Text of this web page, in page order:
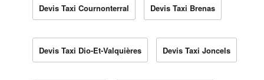
Devis Taxi Cournonterral Devis Taxi Brenas
Devis Taxi Dio-Et-Valquières Devis Taxi Joncels